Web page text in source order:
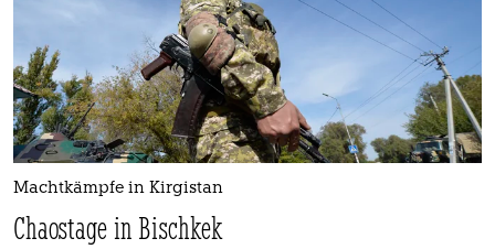
Machtkämpfe in Kirgistan
Chaostage in Bischkek